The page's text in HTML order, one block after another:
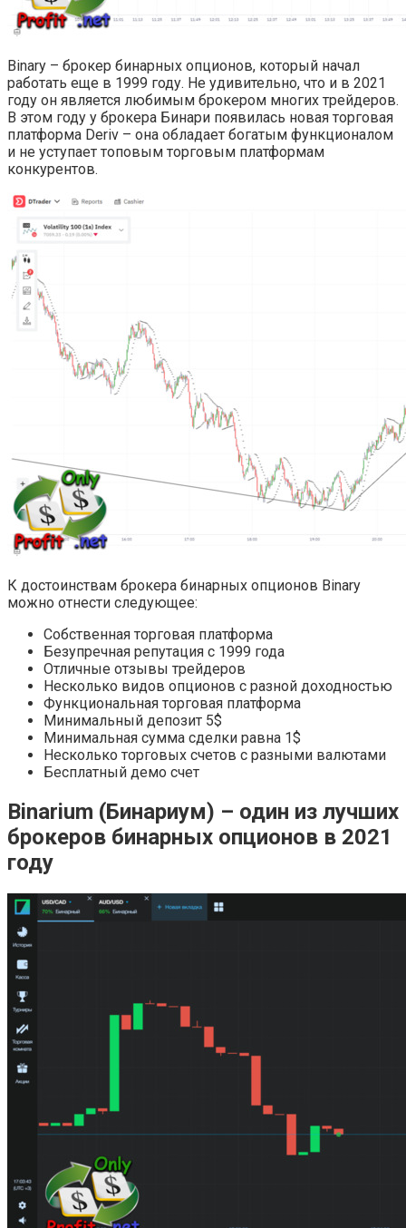
Binary – брокер бинарных опционов, который начал
работать еще в 1999 году. Не удивительно, что и в 2021
году он является любимым брокером многих трейдеров.
В этом году у брокера Бинари появилась новая торговая
платформа Deriv – она обладает богатым функционалом
и не уступает топовым торговым платформам
конкурентов.
К достоинствам брокера бинарных опционов Binary
можно отнести следующее:
Собственная торговая платформа
Безупречная репутация с 1999 года
Отличные отзывы трейдеров
Несколько видов опционов с разной доходностью
Функциональная торговая платформа
Минимальный депозит 5$
Минимальная сумма сделки равна 1$
Несколько торговых счетов с разными валютами
Бесплатный демо счет
Binarium (Бинариум) – один из лучших
брокеров бинарных опционов в 2021
году